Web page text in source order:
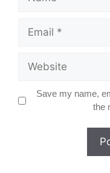
Email
Website
Save my name,
the